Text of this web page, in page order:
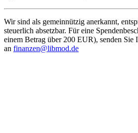
Wir sind als gemein­nützig anerkannt,
steuerlich absetzbar. Für eine
einem Betrag über 200 EUR), senden Sie
an finanzen@libmod.de